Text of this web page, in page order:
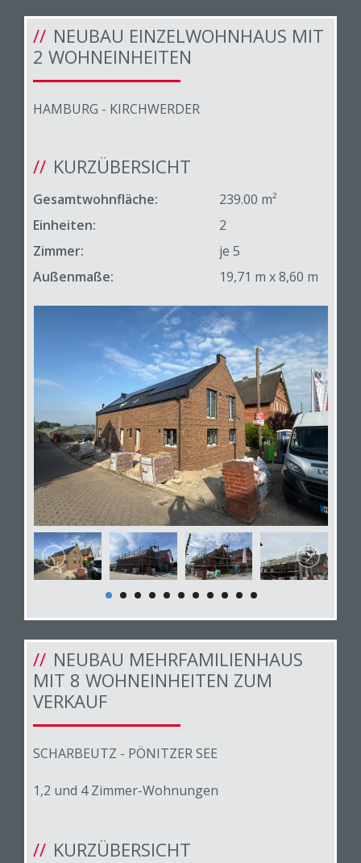
NEUBAU EINZELWOHNHAUS MIT
2 WOHNEINHEITEN
HAMBURG - KIRCHWERDER
KURZÜBERSICHT
Gesamtwohnfläche:
239.00 m²
Einheiten:
2
Zimmer:
je 5
Außenmaße:
19,71 m x 8,60 m
NEUBAU MEHRFAMILIENHAUS
MIT 8 WOHNEINHEITEN ZUM
VERKAUF
SCHARBEUTZ - PÖNITZER SEE
1,2 und 4 Zimmer-Wohnungen
KURZÜBERSICHT